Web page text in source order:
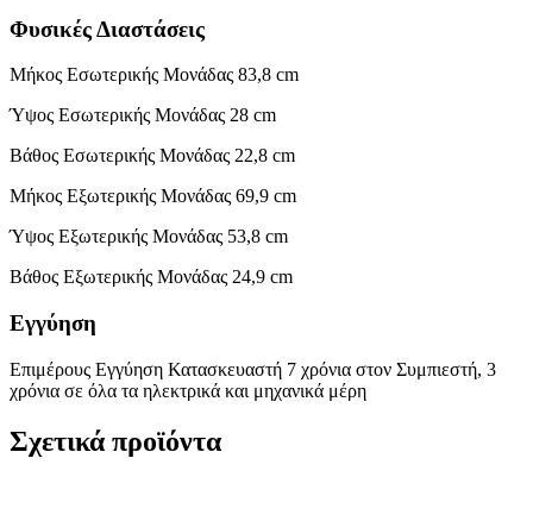
Φυσικές Διαστάσεις
Μήκος Εσωτερικής Μονάδας 83,8 cm
Ύψος Εσωτερικής Μονάδας 28 cm
Βάθος Εσωτερικής Μονάδας 22,8 cm
Μήκος Εξωτερικής Μονάδας 69,9 cm
Ύψος Εξωτερικής Μονάδας 53,8 cm
Βάθος Εξωτερικής Μονάδας 24,9 cm
Εγγύηση
Επιμέρους Εγγύηση Κατασκευαστή 7 χρόνια στον Συμπιεστή, 3
χρόνια σε όλα τα ηλεκτρικά και μηχανικά μέρη
Σχετικά προϊόντα